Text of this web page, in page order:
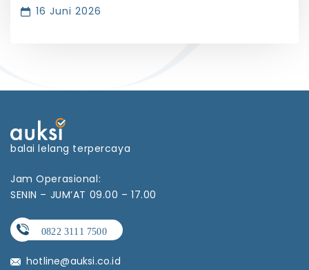
16 Juni 2026
balai lelang terpercaya
Jam Operasional:
SENIN – JUM’AT 09.00 – 17.00
hotline@auksi.co.id